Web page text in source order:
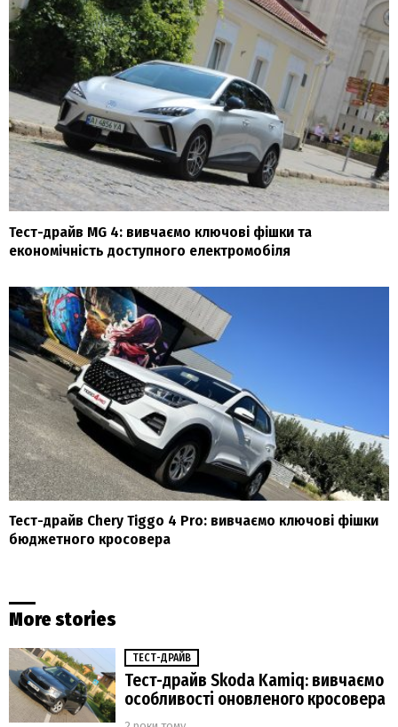
Тест-драйв MG 4: вивчаємо ключові фішки та
економічність доступного електромобіля
Тест-драйв Chery Tiggo 4 Pro: вивчаємо ключові фішки
бюджетного кросовера
More stories
ТЕСТ-ДРАЙВ
Тест-драйв Skoda Kamiq: вивчаємо
особливості оновленого кросовера